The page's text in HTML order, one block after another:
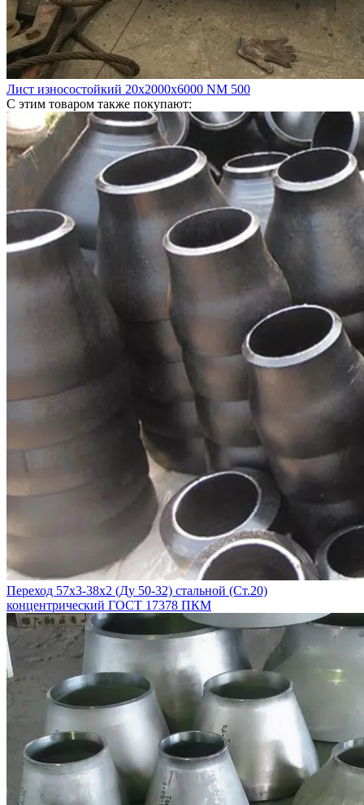
Лист износостойкий 20х2000х6000 NM 500
С этим товаром также покупают:
Переход 57х3-38х2 (Ду 50-32) стальной (Ст.20)
концентрический ГОСТ 17378 ПКМ